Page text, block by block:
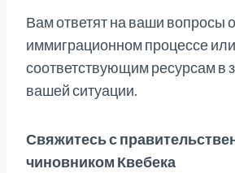
Вам ответят на ваши вопросы
иммиграционном процессе
соответствующим ресурсам в
вашей ситуации.
Свяжитесь с
чиновником Квебека